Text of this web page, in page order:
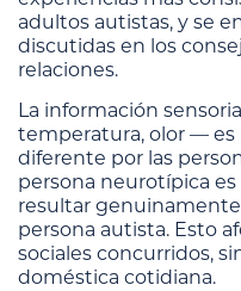
adultos autistas, y se
discutidas en los
relaciones.
La información
temperatura, olor — es
diferente por las
persona neurotípica
resultar
persona autista. Esto
sociales concurridos,
doméstica cotidiana.